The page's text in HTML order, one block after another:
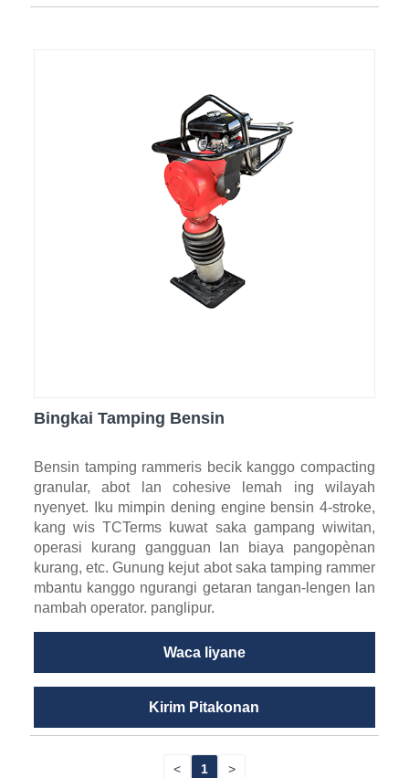
Bingkai Tamping Bensin
Bensin tamping rammeris becik kanggo compacting
granular, abot lan cohesive lemah ing wilayah
nyenyet. Iku mimpin dening engine bensin 4-stroke,
kang wis TCTerms kuwat saka gampang wiwitan,
operasi kurang gangguan lan biaya pangopènan
kurang, etc. Gunung kejut abot saka tamping rammer
mbantu kanggo ngurangi getaran tangan-lengen lan
nambah operator. panglipur.
Waca liyane
Kirim Pitakonan
< 1 >